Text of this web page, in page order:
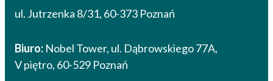
ul. Jutrzenka 8/31, 60-373 Poznań
Biuro: Nobel Tower, ul. Dąbrowskiego 77A,
V piętro, 60-529 Poznań